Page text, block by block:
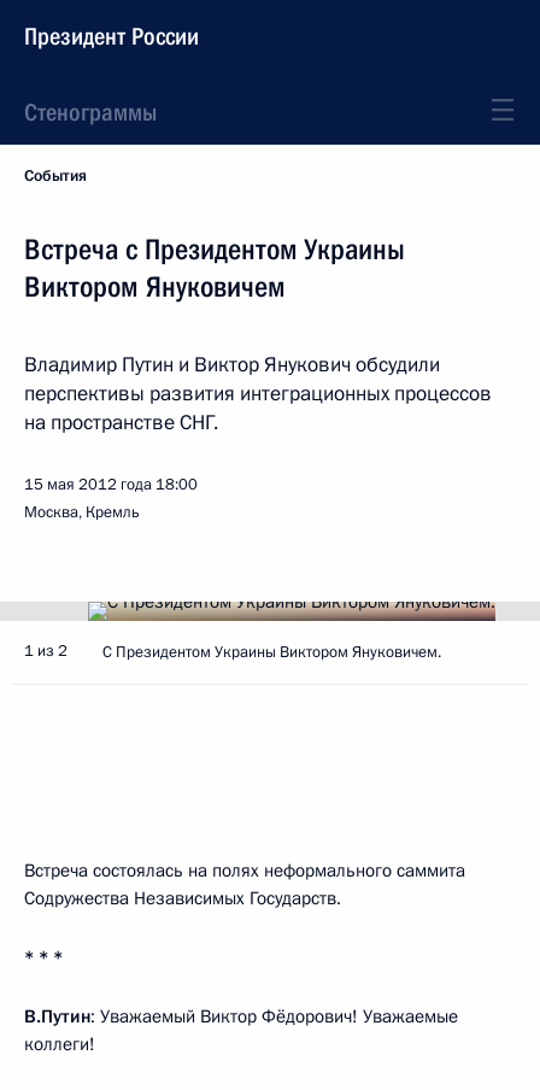
Президент России
Стенограммы
События
Встреча с Президентом Украины
Виктором Януковичем
Владимир Путин и Виктор Янукович обсудили
перспективы развития интеграционных процессов
на пространстве СНГ.
15 мая 2012 года 18:00
Москва, Кремль
1 из 2 С Президентом Украины Виктором Януковичем.
Встреча состоялась на полях неформального саммита
Содружества Независимых Государств.
* * *
В.Путин: Уважаемый Виктор Фёдорович! Уважаемые
коллеги!